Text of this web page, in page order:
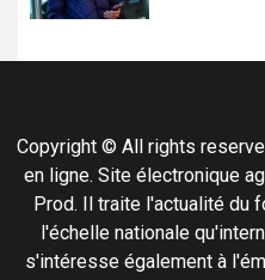
Copyright © All rights
en ligne. Site électronique
Prod. Il traite l'actualité du
l'échelle nationale
s'intéresse également à